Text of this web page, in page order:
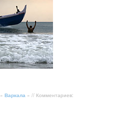
»Варкала » // Комментариев: